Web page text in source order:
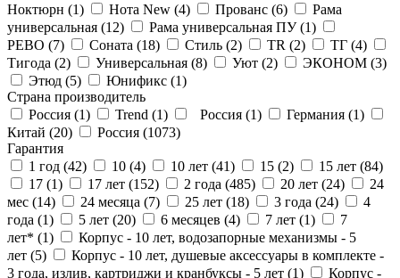
Ноктюрн (1) Нота New (4) Прованс (6)
Рама
универсальная (12) Рама универсальная ПУ (1)
РЕВО (7) Соната (18) Стиль (2) ТR (2) ТГ (4)
Тигода (2) Универсальная (8) Уют (2) ЭКОНОМ (3)
Этюд (5) Юнификс (1)
Страна производитель
Россия (1) Trend (1) Россия (1) Германия (1)
Китай (20) Россия (1073)
Гарантия
1 год (42) 10 (4) 10 лет (41) 15 (2) 15 лет (84)
17 (1) 17 лет (152) 2 года (485) 20 лет (24)
24
мес (14) 24 месяца (7) 25 лет (18) 3 года (24)
4
года (1) 5 лет (20) 6 месяцев (4) 7 лет (1)
7
лет* (1)
Корпус - 10 лет, водозапорные механизмы - 5
лет (5)
Корпус - 10 лет, душевые аксессуары в комплекте -
3 года, излив, картриджи и кранбуксы - 5 лет (1) Корпус -